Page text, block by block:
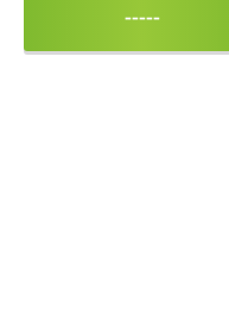
-----